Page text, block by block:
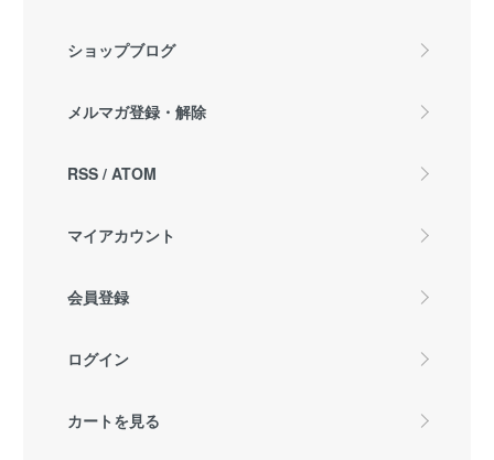
ショップブログ
メルマガ登録・解除
RSS / ATOM
マイアカウント
会員登録
ログイン
カートを見る